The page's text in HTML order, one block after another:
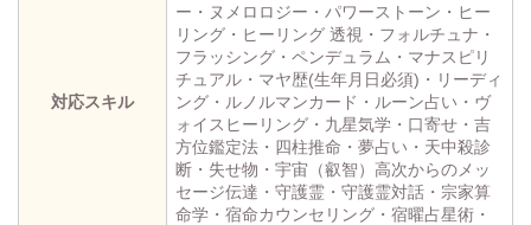
対応スキル
ー・ヌメロロジー・パワーストーン・ヒー
リング・ヒーリング 透視・フォルチュナ・
フラッシング・ペンデュラム・マナスピリ
チュアル・マヤ歴(生年月日必須)・リーディ
ング・ルノルマンカード・ルーン占い・ヴ
ォイスヒーリング・九星気学・口寄せ・吉
方位鑑定法・四柱推命・夢占い・天中殺診
断・失せ物・宇宙（叡智）高次からのメッ
セージ伝達・守護霊・守護霊対話・宗家算
命学・宿命カウンセリング・宿曜占星術・